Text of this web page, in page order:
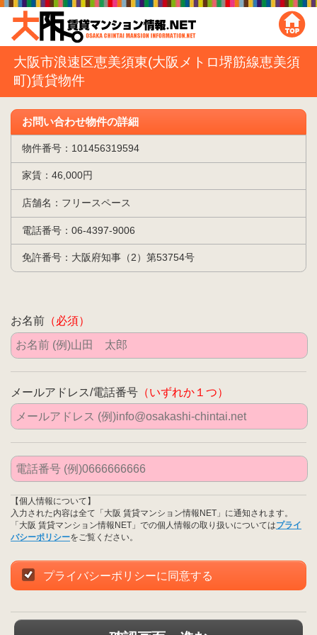
大阪市浪速区恵美須東(大阪メトロ堺筋線恵美須
町)賃貸物件
お問い合わせ物件の詳細
物件番号：101456319594
家賃：46,000円
店舗名：フリースペース
電話番号：06-4397-9006
免許番号：大阪府知事（2）第53754号
お名前 （必須）
メールアドレス/電話番号 （いずれか１つ）
【個人情報について】
入力された内容は全て「大阪 賃貸マンション情報NET」に通知されます。
「大阪 賃貸マンション情報NET」での個人情報の取り扱いについてはプライ
バシーポリシーをご覧ください。
プライバシーポリシーに同意する